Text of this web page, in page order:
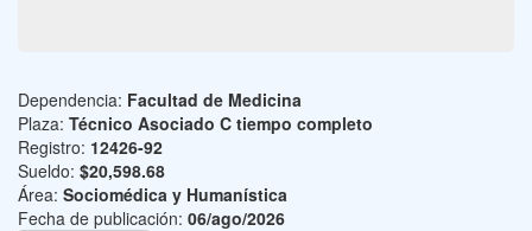
Dependencia: Facultad de Medicina
Plaza: Técnico Asociado C tiempo completo
Registro: 12426-92
Sueldo: $20,598.68
Área: Sociomédica y Humanística
Fecha de publicación: 06/ago/2026